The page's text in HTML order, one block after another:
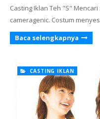
Casting Iklan Teh "S"
cameragenic. Costum
Baca selengkapnya
CASTING IKLAN